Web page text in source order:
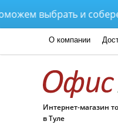
выбрать и соберем
О компании
Интернет-магазин
в Туле